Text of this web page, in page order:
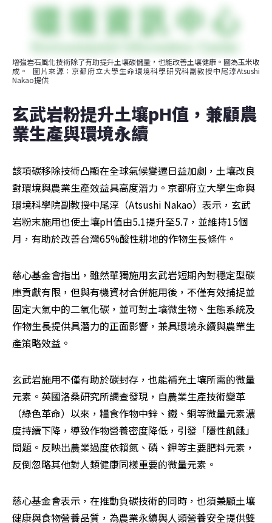
增強岩石風化技術除了有助提升土壤碳儲量，也能改善土壤健康。圖為玉米收
成。  圖片來源：京都府立大學生命環境科學研究科副教授中尾淳Atsushi
Nakao提供
玄武岩粉提升土壤pH值，兼顧農
業生產與環境永續
該項碳移除技術凸顯在全球氣候變遷日益加劇，土壤改良
對環境與農業生產效益具高度潛力。京都府立大學生命與
環境科學院副教授中尾淳（Atsushi Nakao）表示，玄武
岩粉末施用也使土壤pH值由5.1提升至5.7，並維持15個
月，有助於改善台灣65%酸性耕地的作物生長條件。
慈心基金會指出，雖然單獨施用玄武岩短期內對穩定型碳
庫貢獻有限，但與有機資材合併施用後，不僅有效捕捉並
固定大氣中的二氧化碳，並可對土壤微生物、生態系統及
作物生長提供具潛力的正面影響，兼具環境永續與農業生
產策略效益。
玄武岩施用不僅有助於碳封存，也能補充土壤所需的微量
元素。英國洛桑研究所調查發現，自農業生產技術變革
（綠色革命）以來，糧食作物中鋅、鐵、銅等微量元素濃
度持續下降，導致作物營養密度降低，引發「隱性飢餓」
問題。反映出農業過度依賴氮、磷、鉀等主要肥料元素，
反倒忽略其他對人類健康同樣重要的微量元素。
慈心基金會表示，在推動負碳技術的同時，也須兼顧土壤
健康與食物營養品質，為農業永續與人類營養安全提供雙